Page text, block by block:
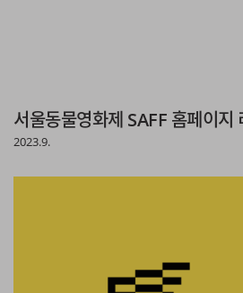
서울동물영화제 SAFF 홈페이지
2023.9.